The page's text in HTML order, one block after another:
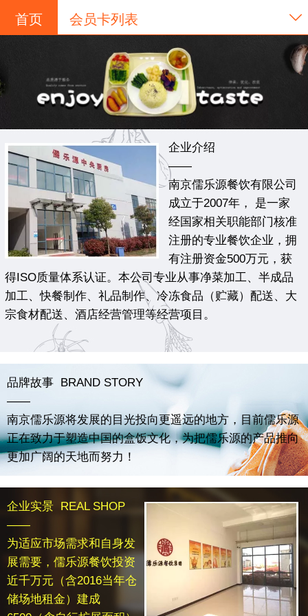
首页 会员卡列表
企业介绍
——
南京儒乐源餐饮有限公司
成立于2007年， 是一家
经国家相关职能部门核准
注册的专业餐饮企业，拥
有注册资金500万元，获
得ISO质量体系认证。本公司专业从事净菜加工、半成品
加工、快餐制作、礼品制作、冷冻食品（贮藏）配送、大
宗食材配送、酒店经营管理等经营项目。
品牌故事 BRAND STORY
——
南京儒乐源将发展的目光投向更遥远的地方，目前儒乐源
正在致力于塑造中国的盒饭文化，为把儒乐源的产品推向
更加广阔的天地而努力！
企业实景 REAL SHOP
——
为适应市场需求和自身发
展需要，儒乐源餐饮投资
近千万元（含2016当年仓
储场地租金）建成